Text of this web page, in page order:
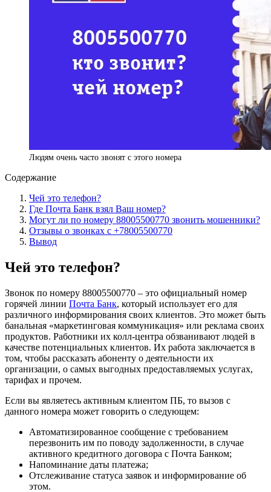
Людям очень часто звонят с этого номера
Содержание
Чей это телефон?
Где Почта Банк взял Ваш номер?
Могут ли по номеру 88005500770 звонить мошенники?
Отзывы о звонках с +78005500770
Вывод
Чей это телефон?
Звонок по номеру 88005500770 – это официальный номер
горячей линии Почта Банк, который использует его для
различного информирования своих клиентов. Это может быть
банальная «маркетинговая коммуникация» или реклама своих
продуктов. Работники их колл-центра обзванивают людей в
качестве потенциальных клиентов. Их работа заключается в
том, чтобы рассказать абоненту о деятельности их
организации, о самых выгодных предоставляемых услугах,
тарифах и прочем.
Если вы являетесь активным клиентом ПБ, то вызов с
данного номера может говорить о следующем:
Автоматизированное сообщение с требованием
перезвонить им по поводу задолженности, в случае
активного кредитного договора с Почта Банком;
Напоминание даты платежа;
Отслеживание статуса заявок и информирование об
этом.